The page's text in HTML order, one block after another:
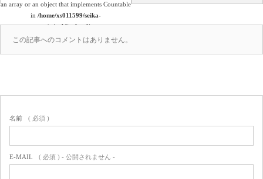
an array or an object that implements Countable
in /home/xs011599/seika-
en.co.jp/public_html/wp-
content/themes/amore_tcd028/comments.php
この記事へのコメントはありません。
名前 ( 必須 )
E-MAIL ( 必須 ) - 公開されません -